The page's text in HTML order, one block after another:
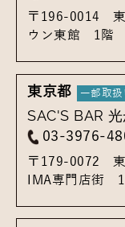
〒196-0014
ウン東館 1階
東京都
SAC'S BAR
03-3976-
〒179-0072
IMA専門店街